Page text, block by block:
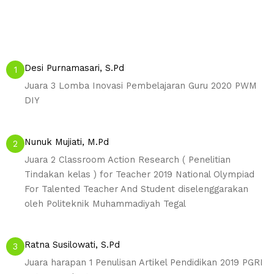
1
Desi Purnamasari, S.Pd
Juara 3 Lomba Inovasi Pembelajaran Guru 2020 PWM
DIY
2
Nunuk Mujiati, M.Pd
Juara 2 Classroom Action Research ( Penelitian
Tindakan kelas ) for Teacher 2019 National Olympiad
For Talented Teacher And Student diselenggarakan
oleh Politeknik Muhammadiyah Tegal
3
Ratna Susilowati, S.Pd
Juara harapan 1 Penulisan Artikel Pendidikan 2019 PGRI